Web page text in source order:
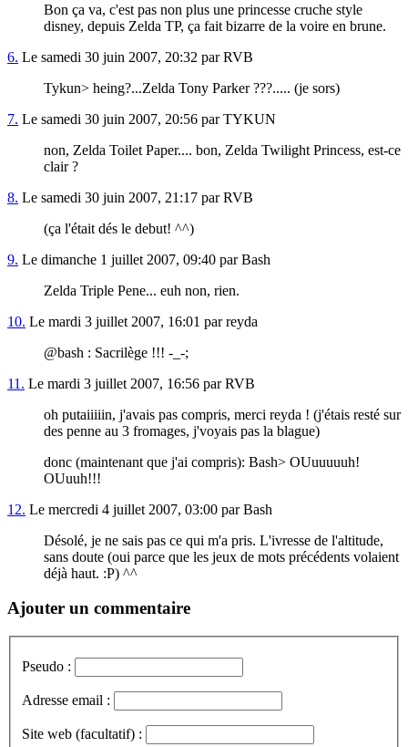
Bon ça va, c'est pas non plus une princesse cruche style
disney, depuis Zelda TP, ça fait bizarre de la voire en brune.
6. Le samedi 30 juin 2007, 20:32 par RVB
Tykun> heing?...Zelda Tony Parker ???..... (je sors)
7. Le samedi 30 juin 2007, 20:56 par TYKUN
non, Zelda Toilet Paper.... bon, Zelda Twilight Princess, est-ce
clair ?
8. Le samedi 30 juin 2007, 21:17 par RVB
(ça l'était dés le debut! ^^)
9. Le dimanche 1 juillet 2007, 09:40 par Bash
Zelda Triple Pene... euh non, rien.
10. Le mardi 3 juillet 2007, 16:01 par reyda
@bash : Sacrilège !!! -_-;
11. Le mardi 3 juillet 2007, 16:56 par RVB
oh putaiiiiin, j'avais pas compris, merci reyda ! (j'étais resté sur
des penne au 3 fromages, j'voyais pas la blague)
donc (maintenant que j'ai compris): Bash> OUuuuuuh!
OUuuh!!!
12. Le mercredi 4 juillet 2007, 03:00 par Bash
Désolé, je ne sais pas ce qui m'a pris. L'ivresse de l'altitude,
sans doute (oui parce que les jeux de mots précédents volaient
déjà haut. :P) ^^
Ajouter un commentaire
Pseudo :
Adresse email :
Site web (facultatif) :